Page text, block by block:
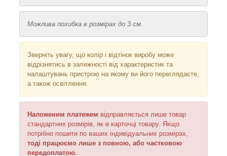
Можлива похибка в розмірах до 3 см.
Зверніть увагу, що колір і відтінок виробу може
відрізнятись в залежності від характеристик та
налаштувань пристрою на якому ви його переглядаєте,
а також освітлення
Наложеним платежем відправляється лише товар
стандартних розмірів, як в карточці товару. Якщо
потрібно пошити по ваших індивідуальних розмірах,
тоді працюємо лише з повною, або частковою
передоплатою.